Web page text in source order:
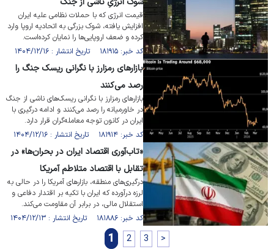
قیمت انرژی که با حملات نظامی علیه ایران
افزایش یافته، شوک بزرگی به اتحادیه اروپا وارد
کرده و ضعف اروپایی‌ها را نمایان کرده‌است.
کد خبر: ۱۸۱۹۱۵ تاریخ انتشار : ۱۴۰۴/۱۲/۱۶
بازار‌های رمزارز با نگرانی ریسک جنگ را
رصد می‌کنند
بازار‌های رمزارز با نگرانی ریسک‌های ناشی از جنگ
در خاورمیانه را رصد می‌کنند و ادامه درگیری با
ایران در کانون توجه معامله‌گران قرار دارد.
کد خبر: ۱۸۱۹۱۴ تاریخ انتشار : ۱۴۰۴/۱۲/۱۶
«تاب‌آوری اقتصاد ایران در بحران‌ها» در
تقابل با اقتصاد متلاطم آمریکا
درگیری‌های منطقه، بازارهای آمریکا را در حالی به
لرزه درآورده که ایران با تکیه بر اقتدار دفاعی و
استقلال مالی، در برابر آن مقاومت می‌کند.
کد خبر: ۱۸۱۸۸۶ تاریخ انتشار : ۱۴۰۴/۱۲/۱۳
1 2 3 >